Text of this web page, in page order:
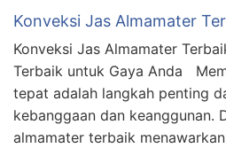
Konveksi Jas Almamater
Konveksi Jas Almamater
Terbaik untuk Gaya Anda
tepat adalah langkah penting
kebanggaan dan keanggunan.
almamater terbaik